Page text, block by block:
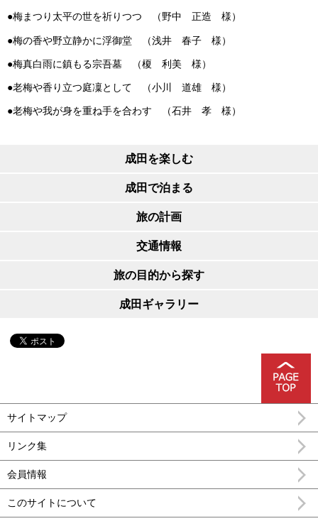
●梅まつり太平の世を祈りつつ （野中 正造 様）
●梅の香や野立静かに浮御堂 （浅井 春子 様）
●梅真白雨に鎮もる宗吾墓 （榎 利美 様）
●老梅や香り立つ庭凜として （小川 道雄 様）
●老梅や我が身を重ね手を合わす （石井 孝 様）
成田を楽しむ
成田で泊まる
旅の計画
交通情報
旅の目的から探す
成田ギャラリー
サイトマップ
リンク集
会員情報
このサイトについて